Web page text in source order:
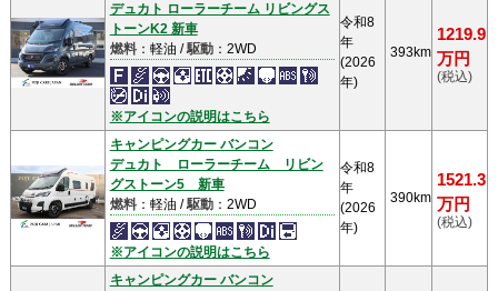
デュカト ローラーチーム リビングス
トーンK2 新車
燃料：軽油 /駆動：2WD
※アイコンの説明はこちら
令和8
年
(2026
年)
393km
1219.9
万円
(税込)
キャンピングカー バンコン
デュカト ローラーチーム リビン
グストーン5 新車
燃料：軽油 /駆動：2WD
※アイコンの説明はこちら
令和8
年
(2026
年)
390km
1521.3
万円
(税込)
キャンピングカー バンコン